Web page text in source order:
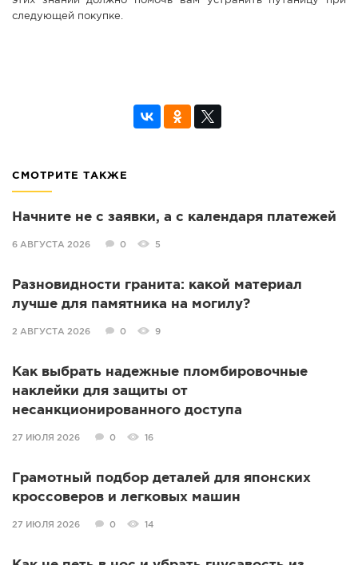
следующей покупке.
СМОТРИТЕ ТАКЖЕ
Начните не с заявки, а с календаря платежей
6 АВГУСТА 2026 0 5
Разновидности гранита: какой материал
лучше для памятника на могилу?
2 АВГУСТА 2026 0 9
Как выбрать надежные пломбировочные
наклейки для защиты от
несанкционированного доступа
27 ИЮЛЯ 2026 0 16
Грамотный подбор деталей для японских
кроссоверов и легковых машин
27 ИЮЛЯ 2026 0 14